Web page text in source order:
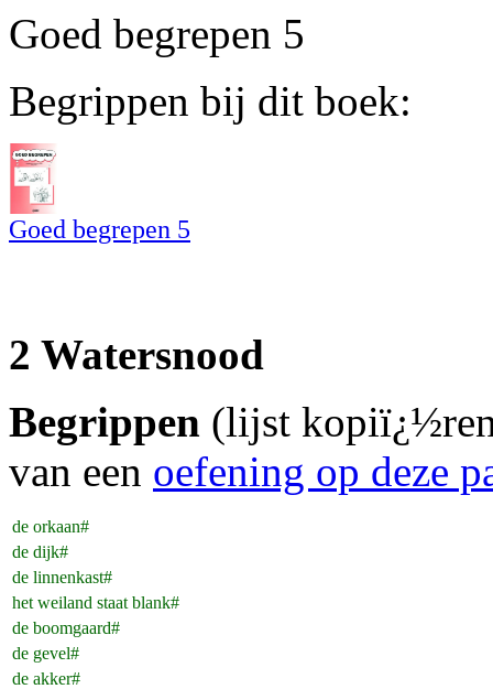
Goed begrepen 5
Begrippen bij dit boek:
Goed begrepen 5
2 Watersnood
Begrippen (lijst
van een oefening op deze
de orkaan#
de dijk#
de linnenkast#
het weiland staat blank#
de boomgaard#
de gevel#
de akker#